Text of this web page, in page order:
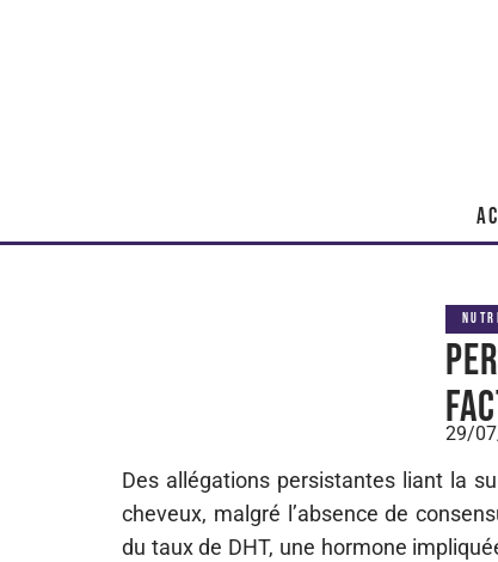
29/
Des allégations persistantes liant la
cheveux, malgré l’absence de
du taux de DHT, une hormone